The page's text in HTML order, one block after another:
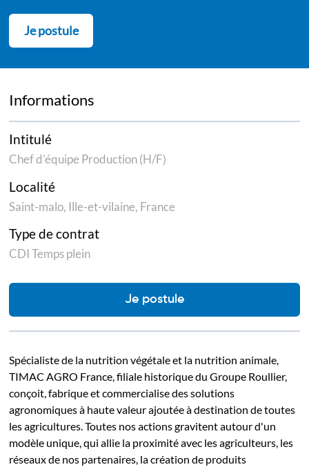
Je postule
Informations
Intitulé
Chef d’équipe Production (H/F)
Localité
Saint-malo, Ille-et-vilaine, France
Type de contrat
CDI Temps plein
Je postule
Spécialiste de la nutrition végétale et la nutrition animale,
TIMAC AGRO France, filiale historique du Groupe Roullier,
conçoit, fabrique et commercialise des solutions
agronomiques à haute valeur ajoutée à destination de toutes
les agricultures. Toutes nos actions gravitent autour d'un
modèle unique, qui allie la proximité avec les agriculteurs, les
réseaux de nos partenaires, la création de produits